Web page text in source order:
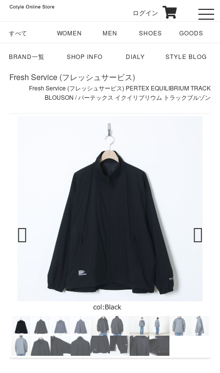
ログイン
すべて WOMEN MEN SHOES GOODS
BRAND一覧 SHOP INFO DIALY STYLE BLOG
Fresh Service (フレッシュサービス)
Fresh Service (フレッシュサービス) PERTEX EQUILIBRIUM TRACK
BLOUSON / パーテックス イクイリブリウム トラックブルゾン